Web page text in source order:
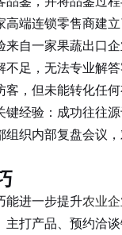
端连锁零售商建立
一家果蔬出口企
足，无法专业解
，但未能转化任
验：成功往往源
织内部复盘会议
进一步提升农业
打产品、预约洽